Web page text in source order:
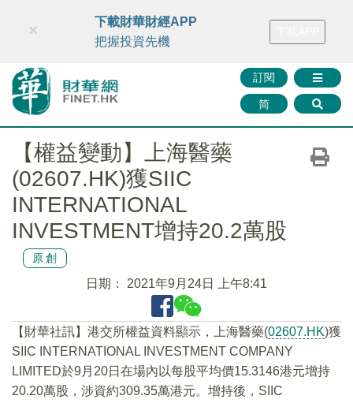
財華智庫網 FINTV FINMETA 財華證券 媒體矩陣
訂閱
简
×
下載財華財經APP
把握投資先機
【權益變動】上海醫藥
(02607.HK)獲SIIC
INTERNATIONAL
INVESTMENT增持20.2萬股
原創
日期： 2021年9月24日 上午8:41
【財華社訊】港交所權益資料顯示，上海醫藥(02607.HK)獲
SIIC INTERNATIONAL INVESTMENT COMPANY
LIMITED於9月20日在場內以每股平均價15.3146港元增持
20.20萬股，涉資約309.35萬港元。增持後，SIIC